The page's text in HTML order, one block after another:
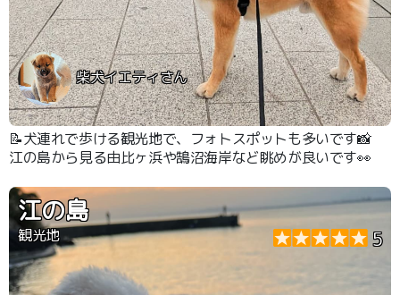
柴犬イエティさん
📝犬連れで歩ける観光地で、フォトスポットも多いです📸
江の島から見る由比ヶ浜や鵠沼海岸など眺めが良いです👀
江の島
観光地 5